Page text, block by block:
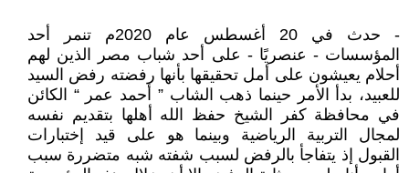
- حدث في 20 أغسطس عام 2020م تنمر أحد
المؤسسات - عنصريًا - على أحد شباب مصر الذين لهم
أحلام يعيشون على أمل تحقيقها بأنها رفضته رفض السيد
للعبيد، بدأ الأمر حينما ذهب الشاب ” أحمد عمر “ الكائن
في محافظة كفر الشيخ حفظ الله أهلها بتقديم نفسه
لمجال التربية الرياضية وبينما هو على قيد إختبارات
القبول إذ يتفاجأ بالرفض لسبب شفته شبه متضررة سبب